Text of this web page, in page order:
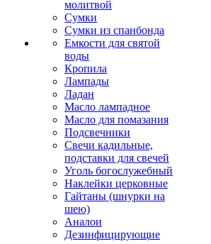
молитвой
Сумки
Сумки из спанбонда
Емкости для святой
воды
Кропила
Лампады
Ладан
Масло лампадное
Масло для помазания
Подсвечники
Свечи кадильные,
подставки для свечей
Уголь богослужебный
Наклейки церковные
Гайтаны (шнурки на
шею)
Аналои
Дезинфицирующие